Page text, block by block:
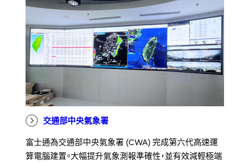
交通部中央氣象署
富士通為交通部中央氣象署 (CWA) 完成第六代高速運
算電腦建置。大幅提升氣象測報準確性，並有效減輕極端